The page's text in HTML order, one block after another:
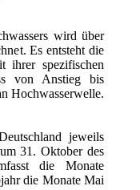
wird über
Es entsteht die
ihrer spezifischen
von Anstieg bis
Hochwasserwelle.
jeweils
31. Oktober des
die Monate
die Monate Mai